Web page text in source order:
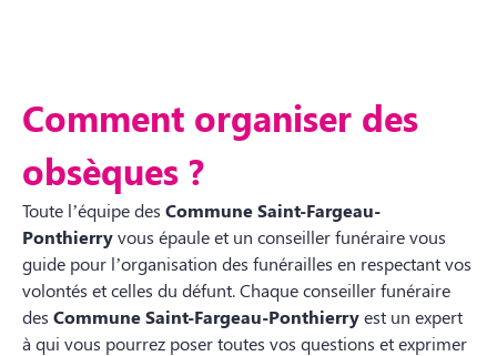
Comment organiser des
obsèques ?
Toute l’équipe des Commune Saint-Fargeau-
Ponthierryvous épaule et un conseiller funéraire vous
guide pour l’organisation des funérailles en respectant vos
volontés et celles du défunt. Chaque conseiller funéraire
des Commune Saint-Fargeau-Ponthierryest un expert
à qui vous pourrez poser toutes vos questions et exprimer